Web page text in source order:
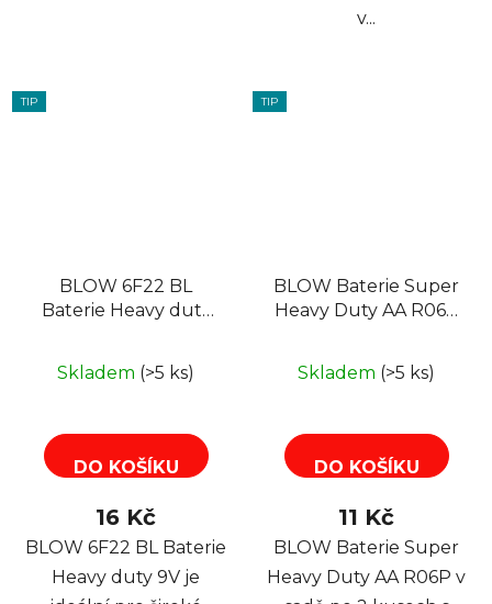
v...
TIP
BLOW 6F22 BL
Baterie Heavy duty
Skladem (>5 ks)
DO KOŠÍKU
16 Kč
BLOW 6F22 BL Baterie
Heavy duty 9V je
TIP
BLOW Baterie Super
Heavy Duty AA R06P
Skladem (>5 ks)
DO KOŠÍKU
11 Kč
BLOW Baterie Super
Heavy Duty AA R06P v